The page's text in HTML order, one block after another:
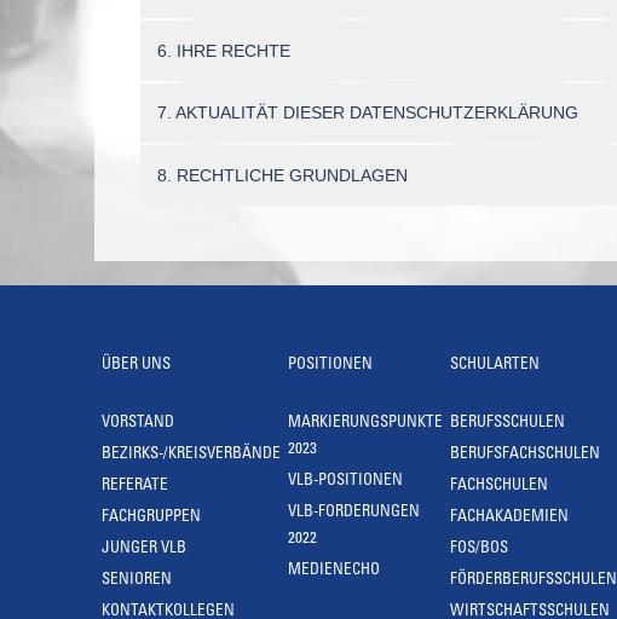
6. IHRE RECHTE
7. AKTUALITÄT DIESER DATENSCHUTZERKLÄRUNG
8. RECHTLICHE GRUNDLAGEN
ÜBER UNS
VORSTAND
BEZIRKS-/KREISVERBÄNDE
REFERATE
FACHGRUPPEN
JUNGER VLB
SENIOREN
KONTAKTKOLLEGEN
POSITIONEN
MARKIERUNGSPUNKTE
2023
VLB-POSITIONEN
VLB-FORDERUNGEN
2022
MEDIENECHO
SCHULARTEN
BERUFSSCHULEN
BERUFSFACHSCHULEN
FACHSCHULEN
FACHAKADEMIEN
FOS/BOS
FÖRDERBERUFSSCHULEN
WIRTSCHAFTSSCHULEN